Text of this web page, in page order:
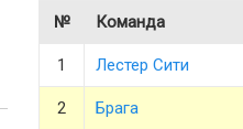
№ Команда
1 Лестер Сити
2 Брага